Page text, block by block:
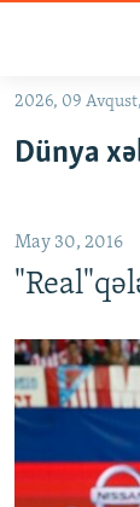
Əsas
qayıt
qayıt
Axtarışa
#İZAHLA
#ƏSLINDƏ
FƏRQƏ BAX
QANUNI
ARAŞDIRMA
MULTIMEDIA
RADIO ARXIV
2026, 09
Dünya
May 30, 2016